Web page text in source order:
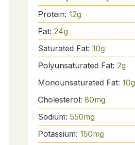
Protein: 12g
Fat: 24g
Saturated Fat: 10g
Polyunsaturated Fat: 2g
Monounsaturated Fat: 10g
Cholesterol: 80mg
Sodium: 550mg
Potassium: 150mg